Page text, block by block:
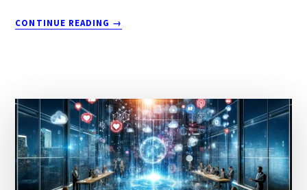
CONTINUE READING
ABOUT
ESTE
ȘI
DE
CE
CONTEAZĂ
→